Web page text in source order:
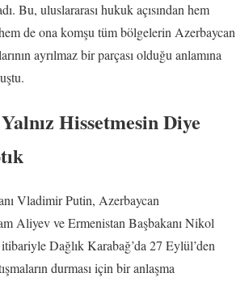
Bu, uluslararası hukuk açısından hem
de ona komşu tüm bölgelerin Azerbaycan
ayrılmaz bir parçası olduğu anlamına
Hissetmesin Diye
Vladimir Putin, Azerbaycan
Aliyev ve Ermenistan Başbakanı Nikol
Dağlık Karabağ’da 27 Eylül’den
durması için bir anlaşma